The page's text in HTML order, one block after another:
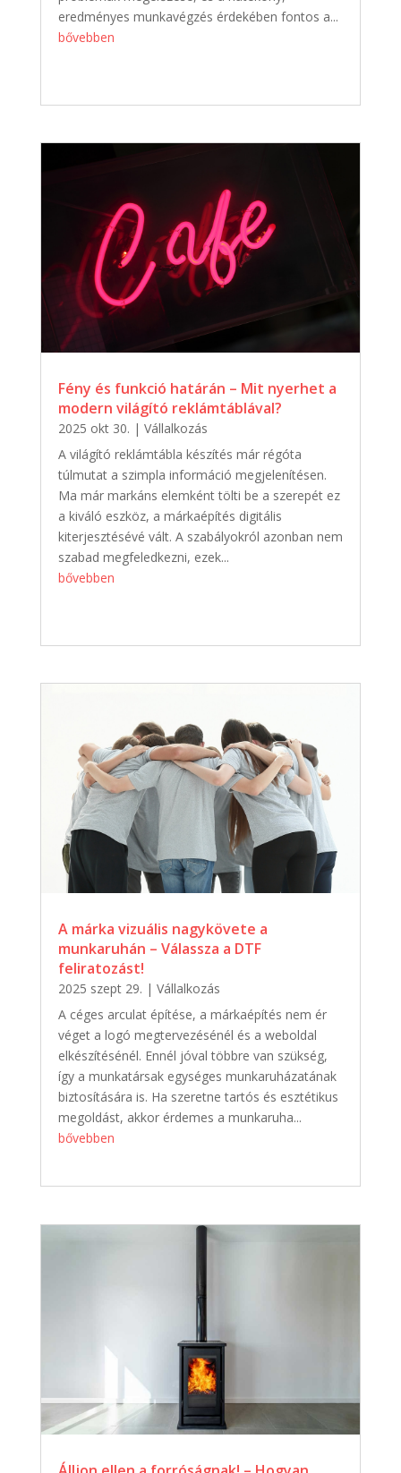
eredményes munkavégzés érdekében fontos a...
bővebben
Fény és funkció határán – Mit nyerhet a
modern világító reklámtáblával?
2025 okt 30. | Vállalkozás
A világító reklámtábla készítés már régóta
túlmutat a szimpla információ megjelenítésen.
Ma már markáns elemként tölti be a szerepét ez
a kiváló eszköz, a márkaépítés digitális
kiterjesztésévé vált. A szabályokról azonban nem
szabad megfeledkezni, ezek...
bővebben
A márka vizuális nagykövete a
munkaruhán – Válassza a DTF
feliratozást!
2025 szept 29. | Vállalkozás
A céges arculat építése, a márkaépítés nem ér
véget a logó megtervezésénél és a weboldal
elkészítésénél. Ennél jóval többre van szükség,
így a munkatársak egységes munkaruházatának
biztosítására is. Ha szeretne tartós és esztétikus
megoldást, akkor érdemes a munkaruha...
bővebben